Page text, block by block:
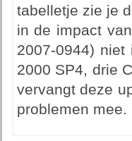
tabelletje zie je
in de impact
2007-0944)
2000 SP4, drie
vervangt deze
problemen